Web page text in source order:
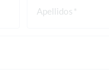
Apellidos